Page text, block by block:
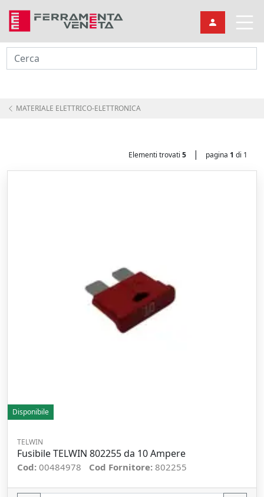
Cerca
MATERIALE ELETTRICO-ELETTRONICA
Elementi trovati 5 | pagina 1 di 1
Disponibile
TELWIN
Fusibile TELWIN 802255 da 10 Ampere
Cod: 00484978 Cod Fornitore: 802255